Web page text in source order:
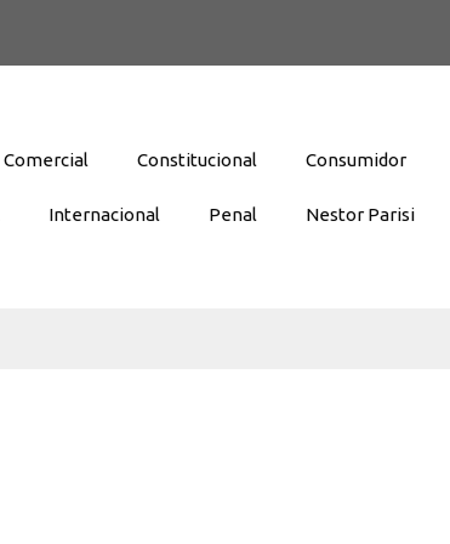
Comercial Constitucional Consumidor
Internacional Penal Nestor Parisi